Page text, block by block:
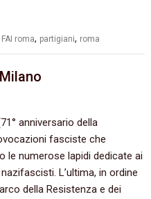
FAI roma, partigiani, roma
anniversario della
fasciste che
numerose lapidi dedicate ai
L’ultima, in ordine
della Resistenza e dei